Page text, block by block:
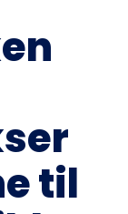
til